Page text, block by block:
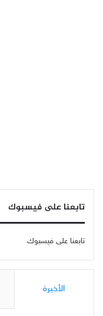
تابعنا على فيسبوك
تابعنا على فيسبوك
الأخيرة